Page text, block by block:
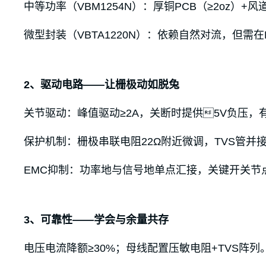
中等功率（VBM1254N）：厚铜PCB（≥2oz）+风
微型封装（VBTA1220N）：依赖自然对流，但需
2、驱动电路——让栅极动如脱兔
关节驱动：峰值驱动≥2A，关断时提供5V负压，
保护机制：栅极串联电阻22Ω附近微调，TVS管并
EMC抑制：功率地与信号地单点汇接，关键开关
3、可靠性——学会与余量共存
电压电流降额≥30%；母线配置压敏电阻+TVS阵列